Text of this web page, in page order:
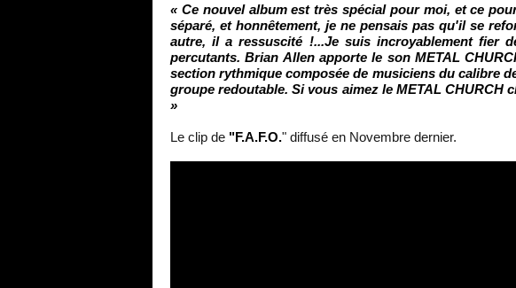
« Ce nouvel album est très spécial pour moi, et ce
séparé, et honnêtement, je ne pensais pas qu'il se
autre, il a ressuscité !...Je suis incroyablement fier
percutants. Brian Allen apporte le son METAL
section rythmique composée de musiciens du calibre
groupe redoutable. Si vous aimez le METAL CHURCH
»
Le clip de "F.A.F.O." diffusé en Novembre dernier.